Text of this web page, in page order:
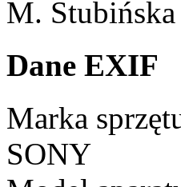
M. Stubińska
Dane EXIF
Marka
SONY